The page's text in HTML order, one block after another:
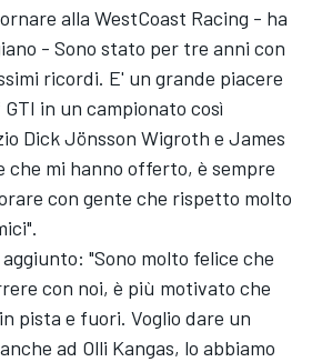
alla WestCoast Racing - ha
- Sono stato per tre anni con
ricordi. E' un grande piacere
in un campionato così
Dick Jönsson Wigroth e James
che mi hanno offerto, è sempre
con gente che rispetto molto
"Sono molto felice che
con noi, è più motivato che
pista e fuori. Voglio dare un
ad Olli Kangas, lo abbiamo